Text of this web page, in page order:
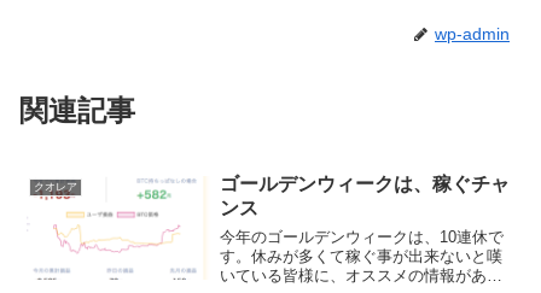
wp-admin
関連記事
クオレア
ゴールデンウィークは、稼ぐチャ
ンス
今年のゴールデンウィークは、10連休で
す。休みが多くて稼ぐ事が出来ないと嘆
いている皆様に、オススメの情報があり